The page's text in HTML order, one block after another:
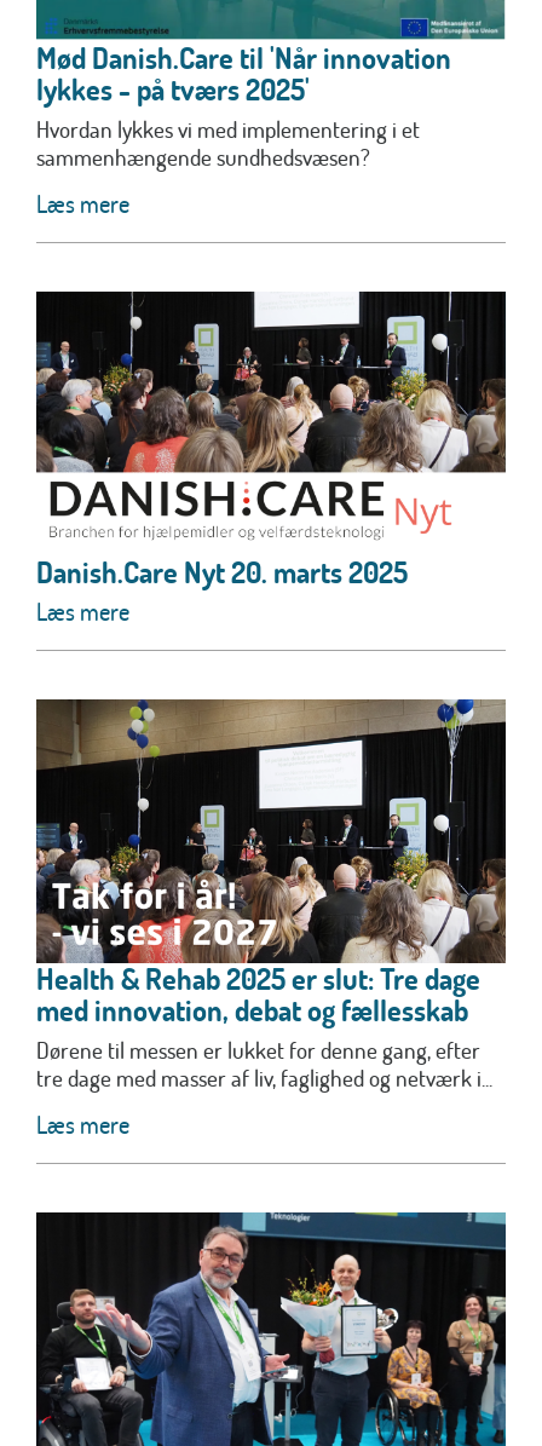
Mød Danish.Care til 'Når innovation
lykkes - på tværs 2025'
Hvordan lykkes vi med implementering i et
sammenhængende sundhedsvæsen?
Læs mere
Danish.Care Nyt 20. marts 2025
Læs mere
Health & Rehab 2025 er slut: Tre dage
med innovation, debat og fællesskab
Dørene til messen er lukket for denne gang, efter
tre dage med masser af liv, faglighed og netværk i...
Læs mere